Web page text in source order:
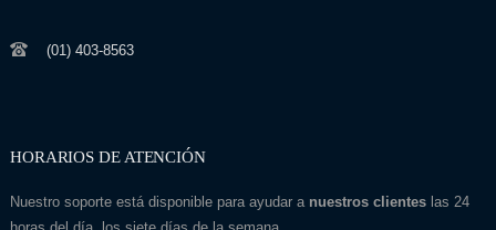
(01) 403-8563
HORARIOS DE ATENCIÓN
Nuestro soporte está disponible para ayudar a nuestros clienteslas 24